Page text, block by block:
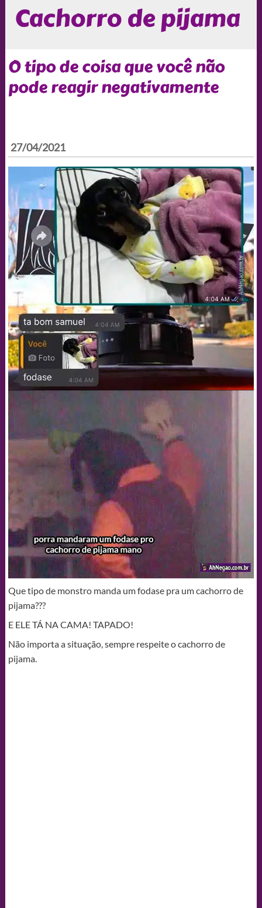
Cachorro de pijama
O tipo de coisa que você não
pode reagir negativamente
27/04/2021
Que tipo de monstro manda um fodase pra um cachorro de
pijama???
E ELE TÁ NA CAMA! TAPADO!
Não importa a situação, sempre respeite o cachorro de
pijama.